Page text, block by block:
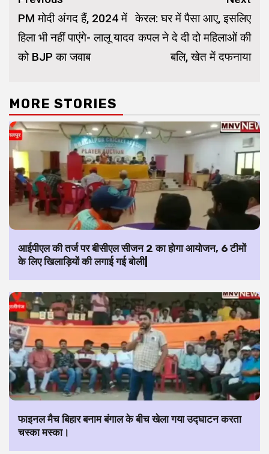
Reading
PM मोदी अंगद हैं, 2024 में
हिला भी नहीं पाएंगे- लालू यादव
को BJP का जवाब
केरल: घर में पैसा आए, इसलिए
कपल ने दे दी दो महिलाओं की
बलि, खेत में दफनाया
MORE STORIES
आईपीएल की तर्ज पर बीसीएल सीजन 2 का होगा आयोजन, 6 टीमों
के लिए खिलाड़ियों की लगाई गई बोली|
फाइनल मैच बिहार बनाम बंगाल के बीच खेला गया उद्घाटन करता
चस्का मस्का।